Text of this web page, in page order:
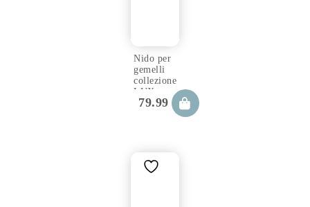
Nido per
gemelli
collezione
LUX
100×100
79.99€